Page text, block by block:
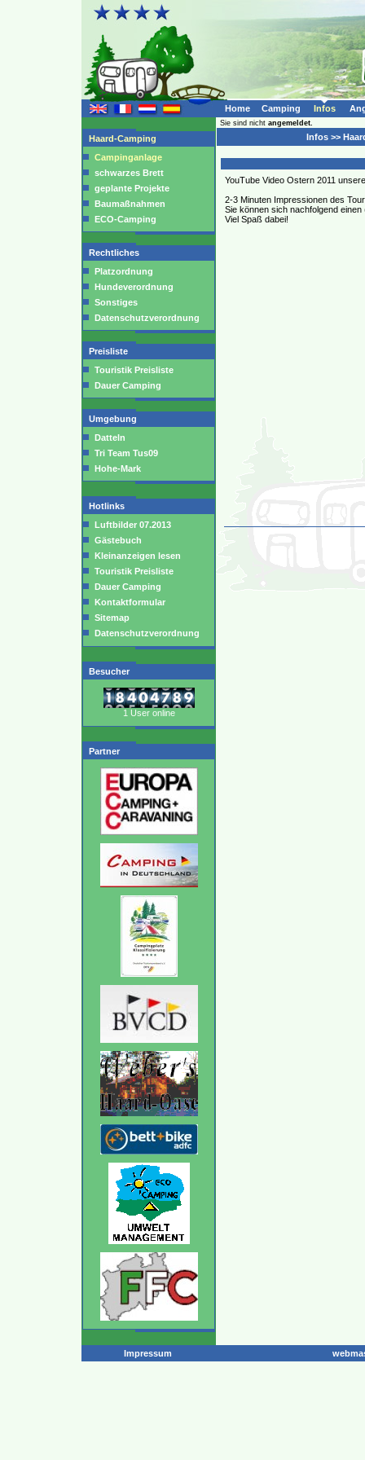
Home Camping Infos
Haard-Camping
Campinganlage
schwarzes Brett
geplante Projekte
Baumaßnahmen
ECO-Camping
Rechtliches
Platzordnung
Hundeverordnung
Sonstiges
Datenschutzverordnung
Preisliste
Touristik Preisliste
Dauer Camping
Umgebung
Datteln
Tri Team Tus09
Hohe-Mark
Hotlinks
Luftbilder 07.2013
Gästebuch
Kleinanzeigen lesen
Touristik Preisliste
Dauer Camping
Kontaktformular
Sitemap
Datenschutzverordnung
Besucher
1 User online
Partner
Sie sind nicht angemeldet.
Infos >>
YouTube Video Ostern 2011
2-3 Minuten Impressionen des
Sie können sich nachfolgend
Viel Spaß dabei!
Impressum